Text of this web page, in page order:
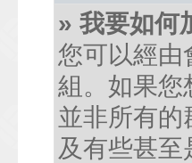
» 我要如何
您可以經由
組。如果您
並非所有的
及有些甚